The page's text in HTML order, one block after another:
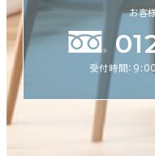
お客
受付時間：